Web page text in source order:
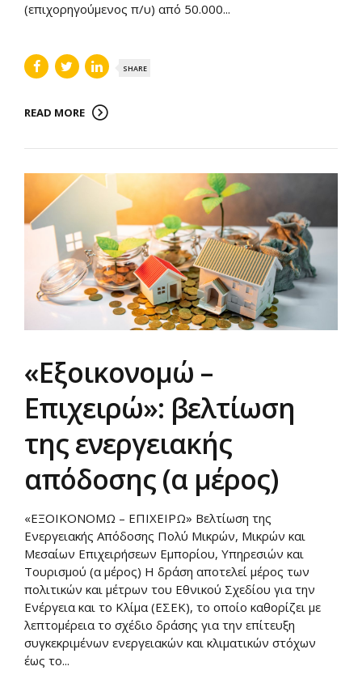
(επιχορηγούμενος π/υ) από 50.000...
SHARE
READ MORE
«Εξοικονομώ –
Επιχειρώ»: βελτίωση
της ενεργειακής
απόδοσης (α μέρος)
«ΕΞΟΙΚΟΝΟΜΩ – ΕΠΙΧΕΙΡΩ» Βελτίωση της
Ενεργειακής Απόδοσης Πολύ Μικρών, Μικρών και
Μεσαίων Επιχειρήσεων Εμπορίου, Υπηρεσιών και
Τουρισμού (α μέρος) Η δράση αποτελεί μέρος των
πολιτικών και μέτρων του Εθνικού Σχεδίου για την
Ενέργεια και το Κλίμα (ΕΣΕΚ), το οποίο καθορίζει με
λεπτομέρεια το σχέδιο δράσης για την επίτευξη
συγκεκριμένων ενεργειακών και κλιματικών στόχων
έως το...